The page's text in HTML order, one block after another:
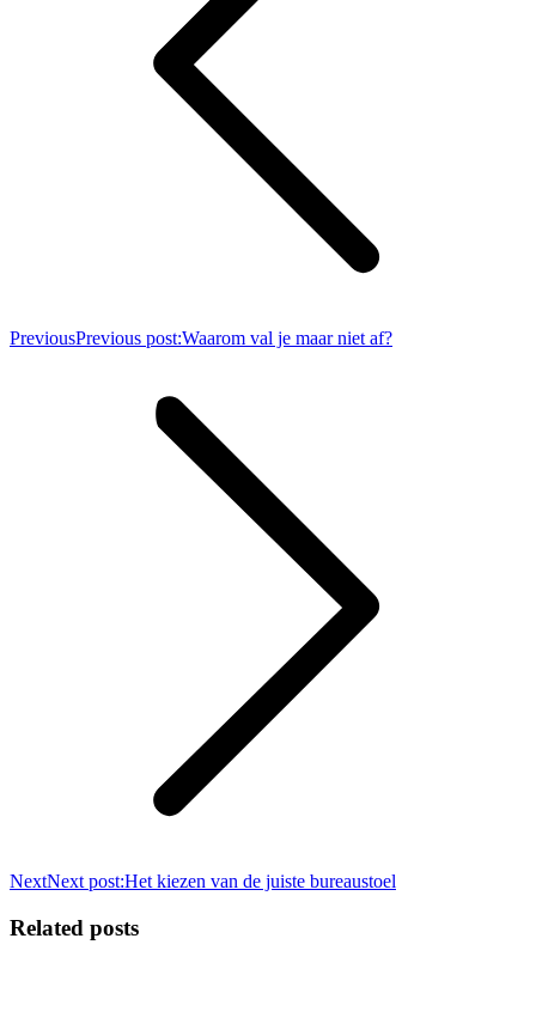
PreviousPrevious post:Waarom val je maar niet af?
NextNext post:Het kiezen van de juiste bureaustoel
Related posts